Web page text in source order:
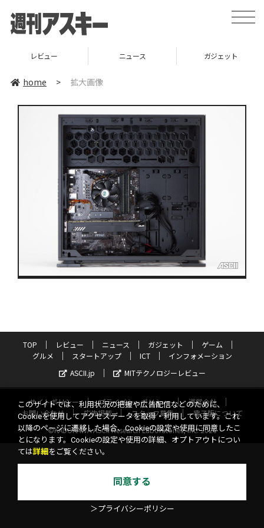
toggle
レビュー ニュース ガジェット
home > 拡大画像
TOP レビュー ニュース ガジェット
ゲーム
グルメ
スタートアップ ICT
インフォメーション
ASCII.jp
MITテクノロジーレビュー
サイトポリシー プライバシーポリシー
運営会社
お問い合わせ
広告掲載 スタッフ募集
電子版について
©KADOKAWA ASCII Research Laboratories, Inc. 2026
このサイトでは、利用状況の把握や広告配信などのために、
Cookieを使用してアクセスデータを取得・利用しています。これ
以降のページに遷移した場合、Cookieの設定や使用に同意したこ
とになります。Cookieの設定や使用の詳細、オプトアウトについ
ては詳細 をご覧ください。
同意する
＞プライバシーポリシー